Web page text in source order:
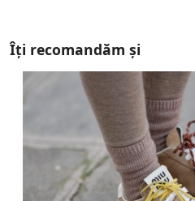
Îți recomandăm și